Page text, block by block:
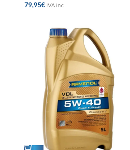
79,95€ IVA inc